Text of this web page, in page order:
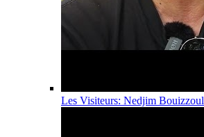
Les Visiteurs: Nedjim Bouizzoul